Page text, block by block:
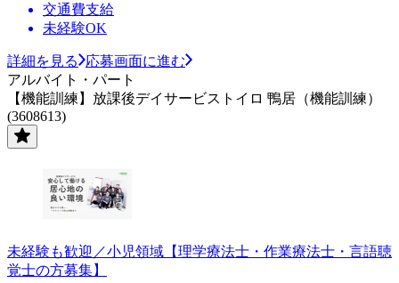
交通費支給
未経験OK
詳細を見る
応募画面に進む
アルバイト・パート
【機能訓練】放課後デイサービストイロ 鴨居（機能訓練）
(3608613)
未経験も歓迎／小児領域【理学療法士・作業療法士・言語聴
覚士の方募集】